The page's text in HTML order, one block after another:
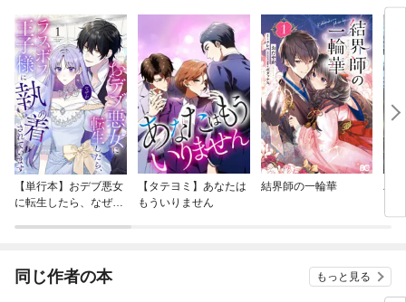
【単行本】おデブ悪女
に転生したら、なぜか
【タテヨミ】あなたは
もういりません
結界師の一輪華
バ
今
同じ作者の本 もっと見る